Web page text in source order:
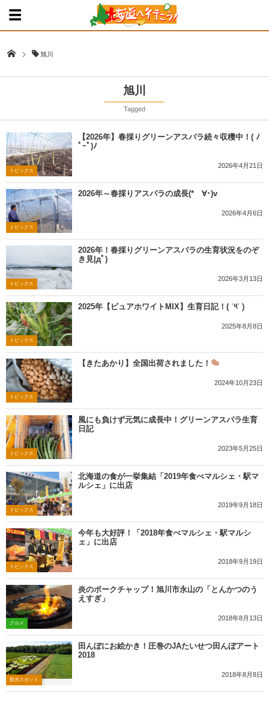
旭川
旭川
Tagged
トピックス
【2026年】春採りグリーンアスパラ続々収穫中！( ﾉ
ﾟｰﾟ)ﾉ
2026年4月21日
トピックス
2026年～春採りアスパラの成長(*ゝ∀･)v
2026年4月6日
トピックス
2026年！春採りグリーンアスパラの生育状況をのぞ
き見|дﾟ)
2026年3月13日
トピックス
2025年【ピュアホワイトMIX】生育日記！( ˙༥˙ )
2025年8月8日
トピックス
【きたあかり】全国出荷されました！
2024年10月23日
トピックス
風にも負けず元気に成長中！グリーンアスパラ生育
日記
2023年5月25日
トピックス
北海道の食が一挙集結「2019年食べマルシェ・駅マ
ルシェ」に出店
2019年9月18日
トピックス
今年も大好評！「2018年食べマルシェ・駅マルシ
ェ」に出店
2018年9月19日
グルメ
炎のポークチャップ！旭川市永山の「とんかつのう
えすぎ」
2018年8月13日
観光スポット
田んぼにお絵かき！圧巻のJAたいせつ田んぼアート
2018
2018年8月8日